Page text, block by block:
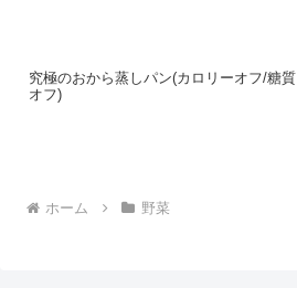
究極のおから蒸しパン(カロリーオフ/糖質
オフ)
ホーム 野菜